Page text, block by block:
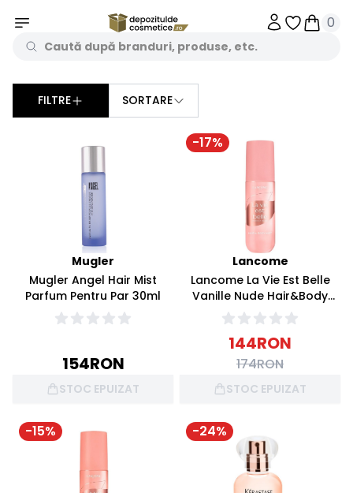
Obiecte
0
FILTRE SORTARE
Mugler
Mugler Angel Hair Mist
Parfum Pentru Par 30ml
154RON
STOC EPUIZAT
-17%
Lancome
Lancome La Vie Est Belle
Vanille Nude Hair&Body
Mist Spray pentru corp si
par 100ml
144RON
174RON
STOC EPUIZAT
-15% -24%